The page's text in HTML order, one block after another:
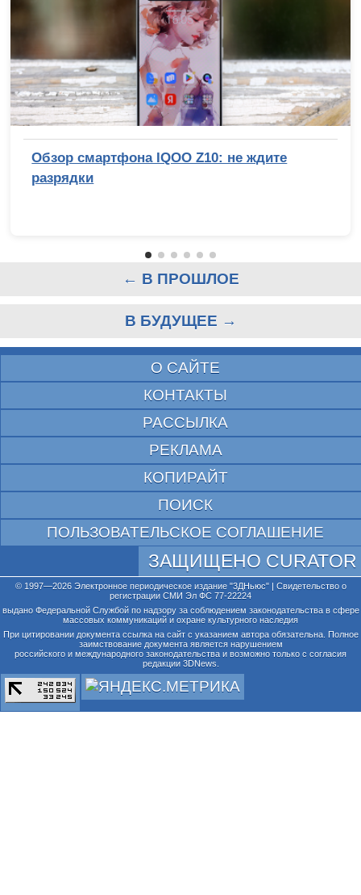
Обзор смартфона IQOO Z10: не ждите
разрядки
← В ПРОШЛОЕ
В БУДУЩЕЕ →
О САЙТЕ
КОНТАКТЫ
РАССЫЛКА
РЕКЛАМА
КОПИРАЙТ
ПОИСК
ПОЛЬЗОВАТЕЛЬСКОЕ СОГЛАШЕНИЕ
ЗАЩИЩЕНО CURATOR
© 1997—2026 Электронное периодическое издание "3ДНьюс" | Свидетельство о
регистрации СМИ Эл ФС 77-22224
выдано Федеральной Службой по надзору за соблюдением законодательства в сфере
массовых коммуникаций и охране культурного наследия
При цитировании документа ссылка на сайт с указанием автора обязательна. Полное
заимствование документа является нарушением
российского и международного законодательства и возможно только с согласия
редакции 3DNews.